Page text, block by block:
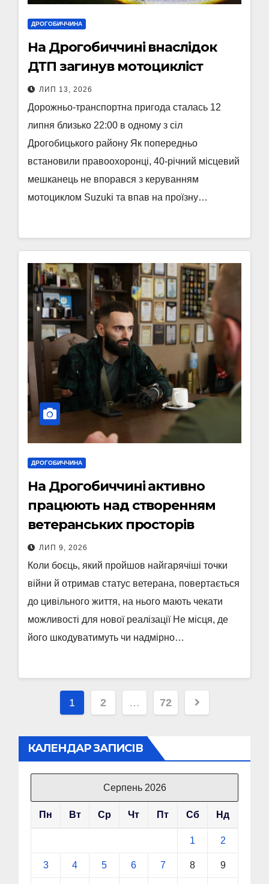
ДРОГОБИЧЧИНА
На Дрогобиччині внаслідок
ДТП загинув мотоцикліст
ЛИП 13, 2026
Дорожньо-транспортна пригода сталась 12
липня близько 22:00 в одному з сіл
Дрогобицького району Як попередньо
встановили правоохоронці, 40-річний місцевий
мешканець не впорався з керуванням
мотоциклом Suzuki та впав на проїзну…
ДРОГОБИЧЧИНА
На Дрогобиччині активно
працюють над створенням
ветеранських просторів
ЛИП 9, 2026
Коли боєць, який пройшов найгарячіші точки
війни й отримав статус ветерана, повертається
до цивільного життя, на нього мають чекати
можливості для нової реалізації Не місця, де
його шкодуватимуть чи надмірно…
Пагінація
1 2 … 72
КАЛЕНДАР ЗАПИСІВ
Серпень 2026
Пн Вт Ср Чт Пт Сб Нд
1 2
3 4 5 6 7 8 9